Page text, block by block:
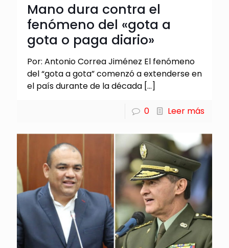
Mano dura contra el
fenómeno del «gota a
gota o paga diario»
Por: Antonio Correa Jiménez El fenómeno
del “gota a gota” comenzó a extenderse en
el país durante de la década […]
0 Leer más